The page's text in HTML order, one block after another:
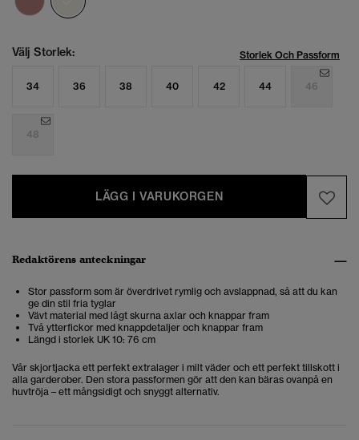
Välj Storlek: Storlek Och Passform
34 36 38 40 42 44 46
48
LÄGG I VARUKORGEN
Redaktörens anteckningar
Stor passform som är överdrivet rymlig och avslappnad, så att du kan
ge din stil fria tyglar
Vävt material med lågt skurna axlar och knappar fram
Två ytterfickor med knappdetaljer och knappar fram
Längd i storlek UK 10: 76 cm
Vår skjortjacka ett perfekt extralager i milt väder och ett perfekt tillskott i
alla garderober. Den stora passformen gör att den kan bäras ovanpå en
huvtröja – ett mångsidigt och snyggt alternativ.